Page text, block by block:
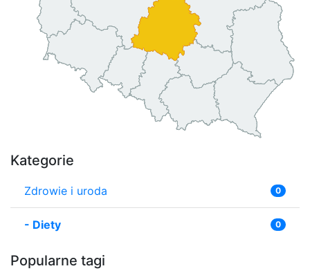
Kategorie
Zdrowie i uroda 0
- Diety 0
Popularne tagi